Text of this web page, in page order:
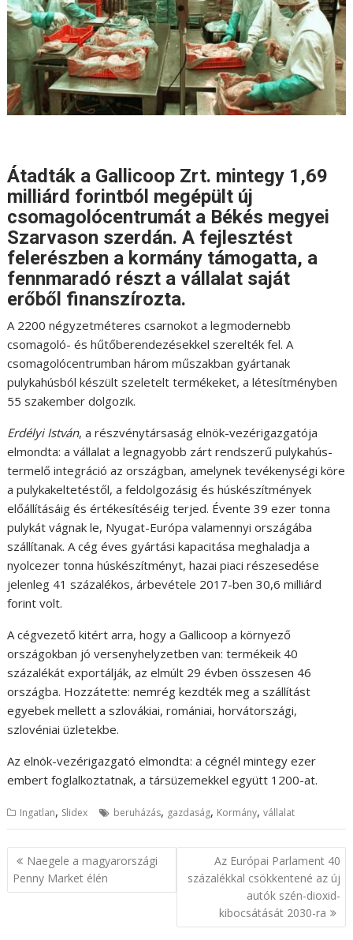
Átadták a Gallicoop Zrt. mintegy 1,69
milliárd forintból megépült új
csomagolócentrumát a Békés megyei
Szarvason szerdán. A fejlesztést
felerészben a kormány támogatta, a
fennmaradó részt a vállalat saját
erőből finanszírozta.
A 2200 négyzetméteres csarnokot a legmodernebb
csomagoló- és hűtőberendezésekkel szerelték fel. A
csomagolócentrumban három műszakban gyártanak
pulykahúsból készült szeletelt termékeket, a létesítményben
55 szakember dolgozik.
Erdélyi István, a részvénytársaság elnök-vezérigazgatója
elmondta: a vállalat a legnagyobb zárt rendszerű pulykahús-
termelő integráció az országban, amelynek tevékenységi köre
a pulykakeltetéstől, a feldolgozásig és húskészítmények
előállításáig és értékesítéséig terjed. Évente 39 ezer tonna
pulykát vágnak le, Nyugat-Európa valamennyi országába
szállítanak. A cég éves gyártási kapacitása meghaladja a
nyolcezer tonna húskészítményt, hazai piaci részesedése
jelenleg 41 százalékos, árbevétele 2017-ben 30,6 milliárd
forint volt.
A cégvezető kitért arra, hogy a Gallicoop a környező
országokban jó versenyhelyzetben van: termékeik 40
százalékát exportálják, az elmúlt 29 évben összesen 46
országba. Hozzátette: nemrég kezdték meg a szállítást
egyebek mellett a szlovákiai, romániai, horvátországi,
szlovéniai üzletekbe.
Az elnök-vezérigazgató elmondta: a cégnél mintegy ezer
embert foglalkoztatnak, a társüzemekkel együtt 1200-at.
Ingatlan, Slidex beruházás, gazdaság, Kormány,vállalat
B
e
Naegele a magyarországi
Penny Market élén
Az Európai Parlament 40
százalékkal csökkentené az új
autók szén-dioxid-
kibocsátását 2030-ra